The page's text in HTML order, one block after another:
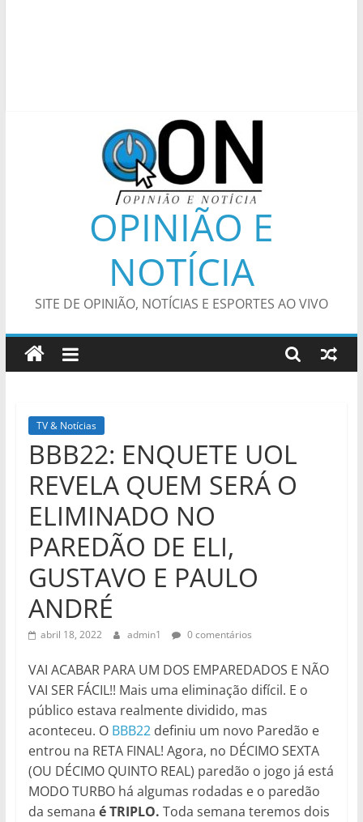
OPINIÃO E
NOTÍCIA
SITE DE OPINIÃO, NOTÍCIAS E ESPORTES AO VIVO
TV & Notícias
BBB22: ENQUETE UOL
REVELA QUEM SERÁ O
ELIMINADO NO
PAREDÃO DE ELI,
GUSTAVO E PAULO
ANDRÉ
abril 18, 2022 admin1 0 comentários
VAI ACABAR PARA UM DOS EMPAREDADOS E NÃO
VAI SER FÁCIL!! Mais uma eliminação difícil. E o
público estava realmente dividido, mas
aconteceu. O BBB22definiu um novo Paredão e
entrou na RETA FINAL! Agora, no DÉCIMO SEXTA
(OU DÉCIMO QUINTO REAL) paredão o jogo já está
MODO TURBO há algumas rodadas e o paredão
da semana é TRIPLO. Toda semana teremos dois